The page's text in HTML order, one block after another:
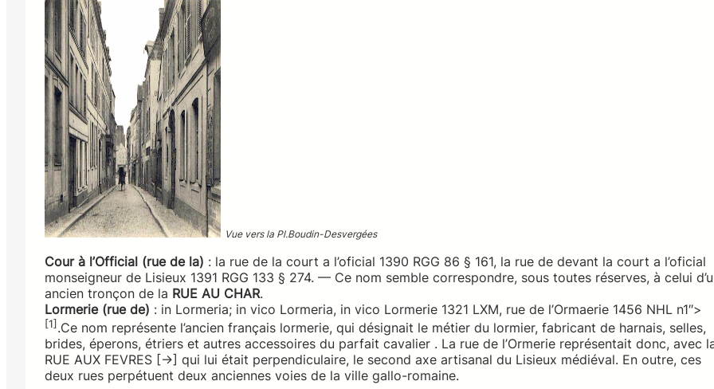
Vue vers la Pl.Boudin-Desvergées
Cour à l’Official (rue de la) : la rue de la court a l’oficial 1390 RGG 86 § 161, la rue de devant la court a l’oficial
monseigneur de Lisieux 1391 RGG 133 § 274. — Ce nom semble correspondre, sous toutes réserves, à celui
ancien tronçon de la RUE AU CHAR.
Lormerie (rue de) : in Lormeria; in vico Lormeria, in vico Lormerie 1321 LXM, rue de l’Ormaerie 1456 NHL n1″>
[1] .Ce nom représente l’ancien français lormerie, qui désignait le métier du lormier, fabricant de harnais, selles,
brides, éperons, étriers et autres accessoires du parfait cavalier . La rue de l’Ormerie représentait donc, avec
RUE AUX FEVRES [→] qui lui était perpendiculaire, le second axe artisanal du Lisieux médiéval. En outre, ces
deux rues perpétuent deux anciennes voies de la ville gallo-romaine.